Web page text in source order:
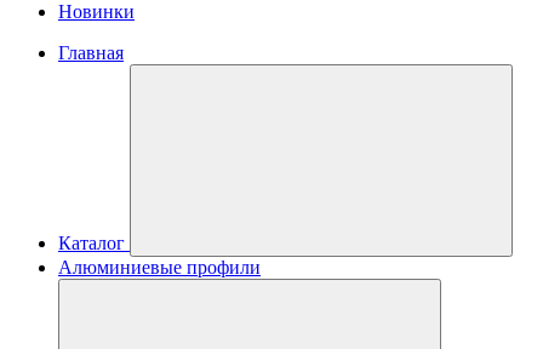
Новинки
Главная
Каталог
Алюминиевые профили